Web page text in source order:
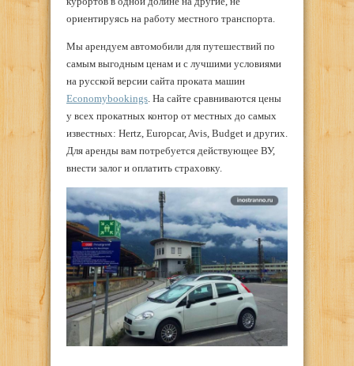
ориентируясь на работу местного транспорта.
Мы арендуем автомобили для путешествий по
самым выгодным ценам и с лучшими условиями
на русской версии сайта проката машин
Economybookings. На сайте сравниваются цены
у всех прокатных контор от местных до самых
известных: Hertz, Europcar, Avis, Budget и других.
Для аренды вам потребуется действующее ВУ,
внести залог и оплатить страховку.